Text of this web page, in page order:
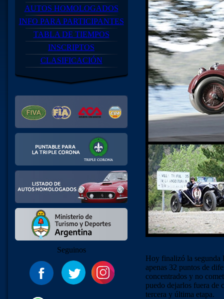
AUTOS HOMOLOGADOS
INFO PARA PARTICIPANTES
TABLA DE TIEMPOS
INSCRIPTOS
CLASIFICACIÓN
Seguinos
Hoy finalizó la segunda
apenas 32 puntos de
concentrados y no
puedo dejarlos fuera de
tercera y última etapa.